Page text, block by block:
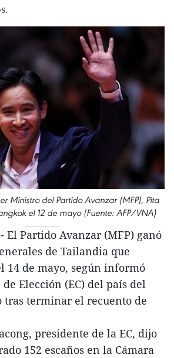
Ministro del Partido Avanzar (MFP), Pita
el 12 de mayo (Fuente: AFP/VNA)
El Partido Avanzar (MFP) ganó
de Tailandia que
14 de mayo, según informó
Elección (EC) del país del
tras terminar el recuento de
presidente de la EC, dijo
152 escaños en la Cámara